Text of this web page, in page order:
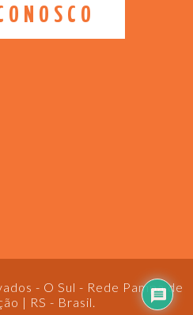
- O Sul - Rede Pampa de
| RS - Brasil.